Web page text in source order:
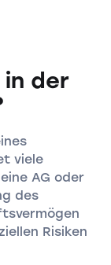
der
viele
AG oder
des
Risiken